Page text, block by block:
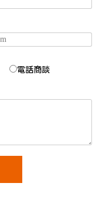
電話商談